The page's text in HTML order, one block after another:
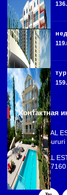
Контактная
ISTANBUL REAL
Park, Cemal
ANTALYA REAL
Fener Mah.,